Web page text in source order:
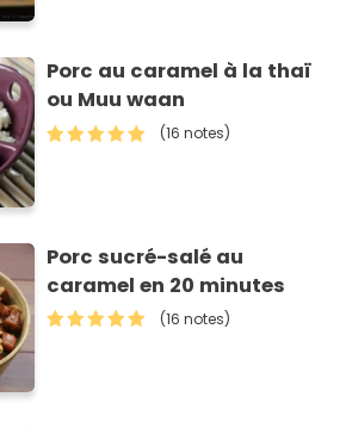
Porc au caramel à la thaï
ou Muu waan
(16 notes)
Porc sucré-salé au
caramel en 20 minutes
(16 notes)